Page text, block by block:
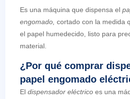
Es una máquina que dispensa el
engomado, cortado con la medida
el papel humedecido, listo para
material.
¿Por qué comprar
papel engomado
Eldispensador eléctrico es una